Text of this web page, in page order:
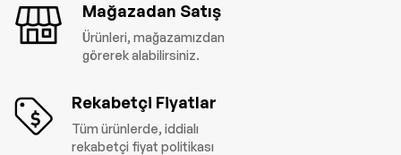
Mağazadan Satış
Ürünleri, mağazamızdan
görerek alabilirsiniz.
Rekabetçi Fiyatlar
Tüm ürünlerde, iddialı
rekabetçi fiyat politikası